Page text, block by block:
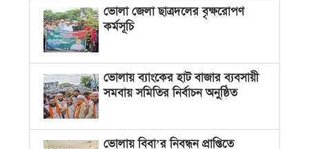
ভোলা জেলা ছাত্রদলের বৃক্ষরোপণ
কর্মসূচি
ভোলায় ব্যাংকের হাট বাজার ব্যবসায়ী
সমবায় সমিতির নির্বাচন অনুষ্ঠিত
ভোলায় বিবা’র নিবন্ধন প্রাপ্তিতে